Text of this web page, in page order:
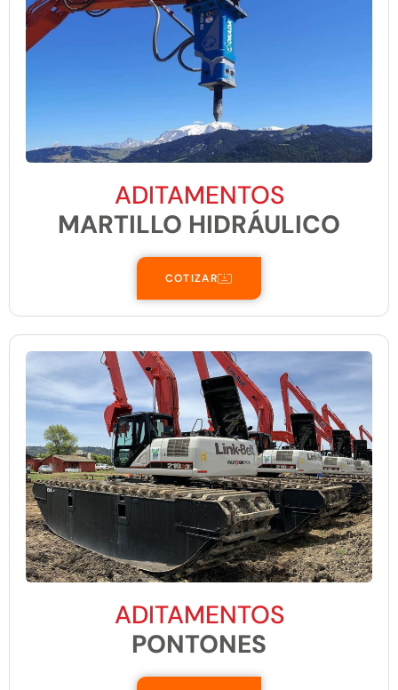
ADITAMENTOS
MARTILLO HIDRÁULICO
COTIZAR
ADITAMENTOS
PONTONES